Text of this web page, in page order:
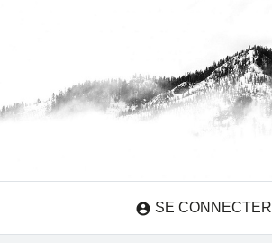
account_circle SE CONNECTER